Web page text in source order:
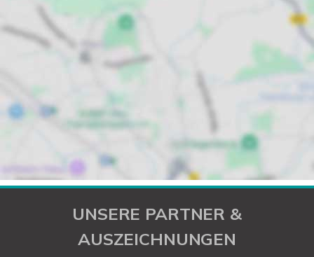
UNSERE PARTNER &
AUSZEICHNUNGEN